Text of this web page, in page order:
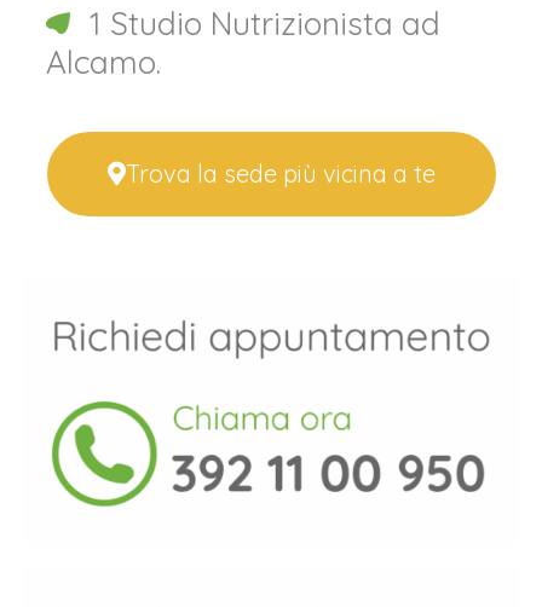
1 Studio Nutrizionista ad
Alcamo.
Trova la sede più vicina a te